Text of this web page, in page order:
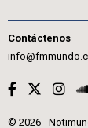
Contáctenos
© 2026 -